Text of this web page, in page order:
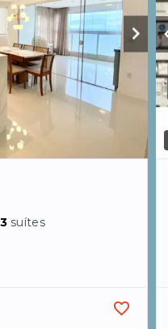
3 suítes